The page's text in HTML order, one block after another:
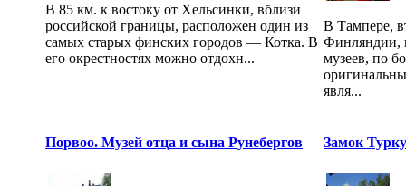
В 85 км. к востоку от Хельсинки, вблизи
российской границы, расположен один из
самых старых финских городов — Котка. В
его окрестностях можно отдохн...
В Тампере,
Финляндии,
музеев, по
явля...
Порвоо. Музей отца и сына Рунебергов Замок